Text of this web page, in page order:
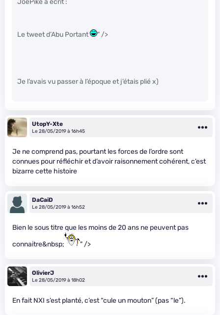
Le tweet d’Abu Portant " />
Je l’avais vu passer à l’époque et j’étais plié x)
UtopY-Xte
Le 28/05/2019 à 16h45
Je ne comprend pas, pourtant les forces de l’ordre sont
connues pour réfléchir et d’avoir raisonnement cohérent, c’est
bizarre cette histoire
DaCaiD
Le 28/05/2019 à 16h52
Bien le sous titre que les moins de 20 ans ne peuvent pas
connaitre&nbsp;
" />
OlivierJ
Le 28/05/2019 à 18h02
En fait NXI s’est planté, c’est “cule un mouton” (pas “le”).